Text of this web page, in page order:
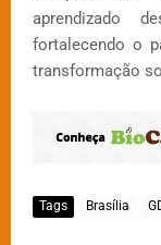
aprendizado
fortalecendo o
transformação
Tags Brasília